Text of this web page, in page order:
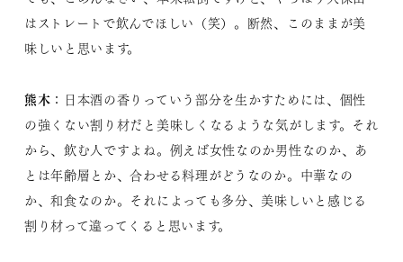
はストレートで飲んでほしい（笑）。断然、このままが美
味しいと思います。
熊木 ：日本酒の香りっていう部分を生かすためには、個性
の強くない割り材だと美味しくなるような気がします。それ
から、飲む人ですよね。例えば女性なのか男性なのか、あ
とは年齢層とか、合わせる料理がどうなのか。中華なの
か、和食なのか。それによっても多分、美味しいと感じる
割り材って違ってくると思います。